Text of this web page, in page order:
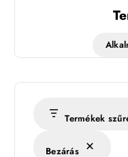
Termékek
Bezárás